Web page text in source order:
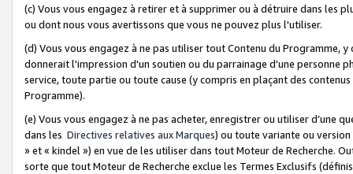
(c) Vous vous engagez à retirer et à supprimer ou à détruire dans les
ou dont nous vous avertissons que vous ne pouvez plus l'utiliser.
(d) Vous vous engagez à ne pas utiliser tout Contenu du Programme,
donnerait l'impression d'un soutien ou du parrainage d'une personne
service, toute partie ou toute cause (y compris en plaçant des
Programme).
(e) Vous vous engagez à ne pas acheter, enregistrer ou utiliser d’une
dans les Directives relatives aux Marques) ou toute variante ou
» et « kindel ») en vue de les utiliser dans tout Moteur de Recherche.
sorte que tout Moteur de Recherche exclue les Termes Exclusifs